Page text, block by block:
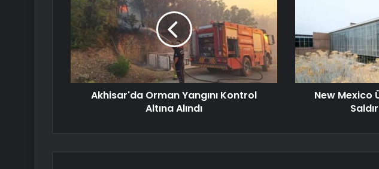
Akhisar'da Orman Yangını Kontrol
Altına Alındı
New Mexico